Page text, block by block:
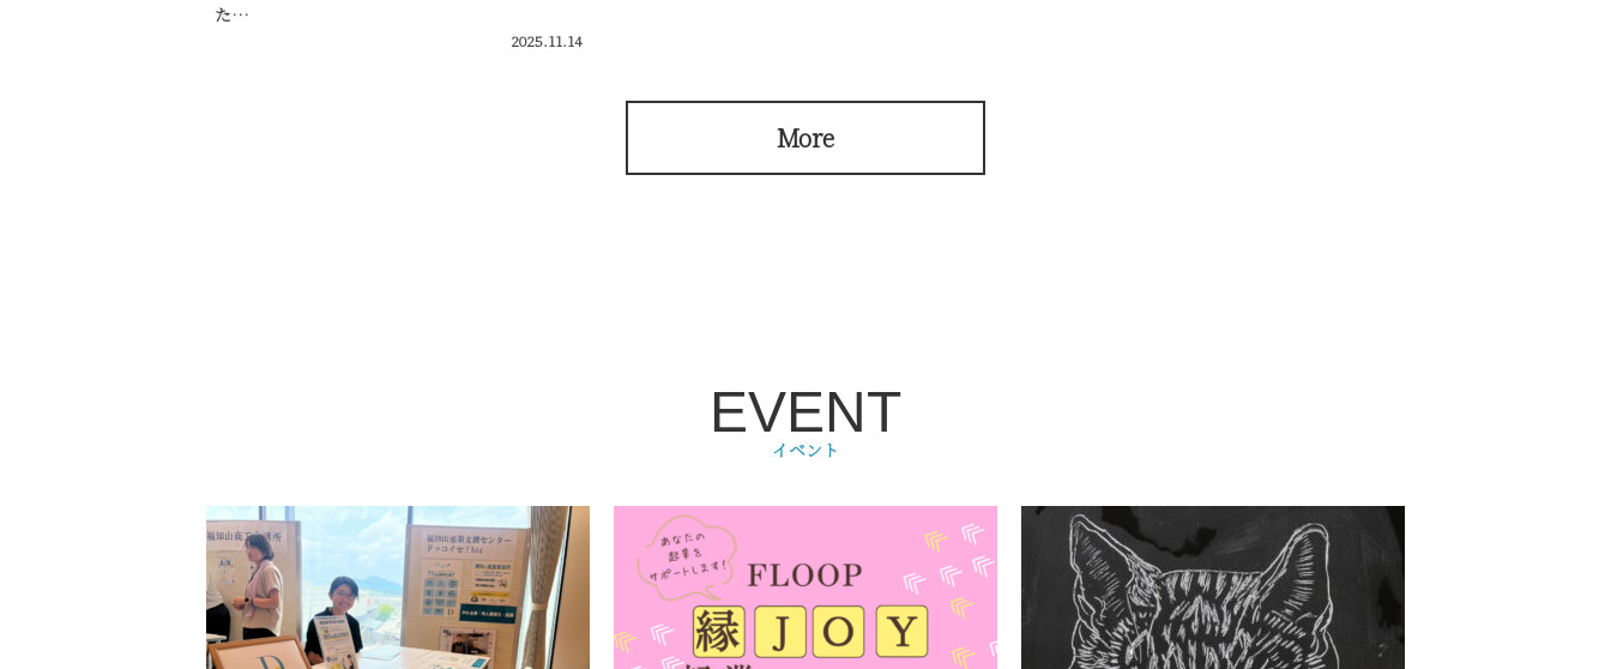
た…
2025.11.14
More
EVENT
イベント